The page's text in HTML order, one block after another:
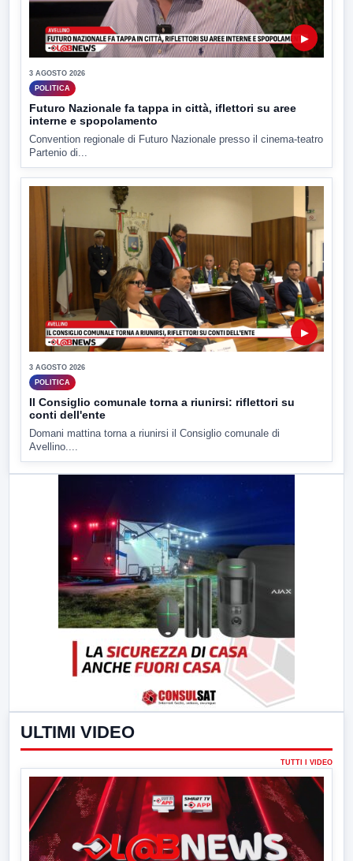
▶
3 AGOSTO 2026
POLITICA
Futuro Nazionale fa tappa in città, iflettori su aree
interne e spopolamento
Convention regionale di Futuro Nazionale presso il cinema-teatro
Partenio di...
▶
3 AGOSTO 2026
POLITICA
Il Consiglio comunale torna a riunirsi: riflettori su
conti dell'ente
Domani mattina torna a riunirsi il Consiglio comunale di
Avellino....
ULTIMI VIDEO
TUTTI I VIDEO